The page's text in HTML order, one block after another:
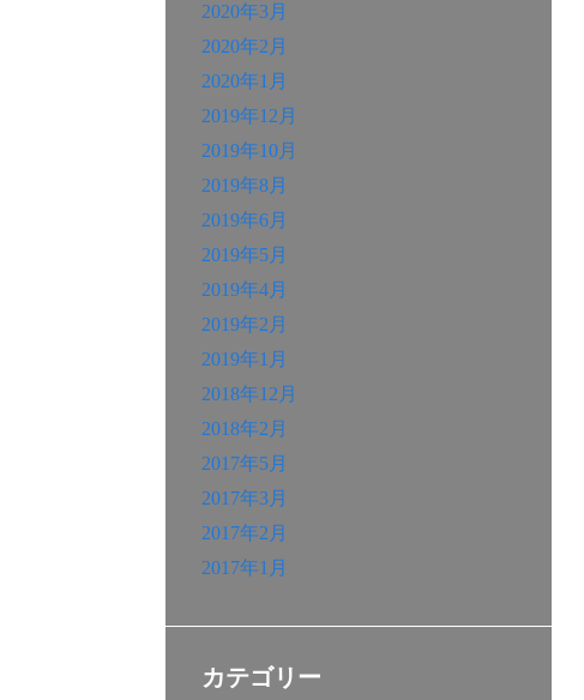
2020年3月
2020年2月
2020年1月
2019年12月
2019年10月
2019年8月
2019年6月
2019年5月
2019年4月
2019年2月
2019年1月
2018年12月
2018年2月
2017年5月
2017年3月
2017年2月
2017年1月
カテゴリー